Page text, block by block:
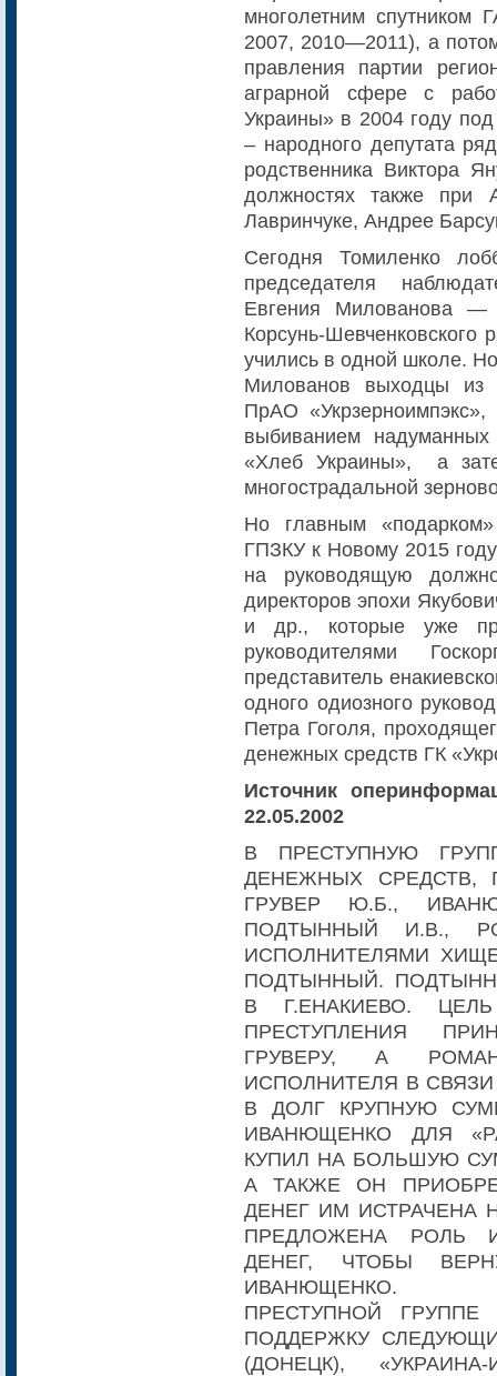
многолетним
2007, 2010—2011), а
правления партии
аграрной сфере с
Украины» в 2004 году
– народного депутата
родственника Виктора
должностях также при
Лавринчуке, Андрее
Сегодня Томиленко
председателя
Евгения Милованова —
Корсунь-Шевченковского
учились в одной школе.
Милованов выходцы из
ПрАО
выбиванием
«Хлеб Украины», а
многострадальной
Но главным «подарком»
ГПЗКУ к Новому 2015
на руководящую
директоров эпохи
и др., которые уже
руководителями
представитель
одного одиозного
Петра Гоголя,
денежных средств ГК
Источник
22.05.2002
В ПРЕСТУПНУЮ
ДЕНЕЖНЫХ СРЕДСТВ,
ГРУВЕР Ю.Б.,
ПОДТЫННЫЙ И.В.,
ИСПОЛНИТЕЛЯМИ
ПОДТЫННЫЙ.
В Г.ЕНАКИЕВО.
ПРЕСТУПЛЕНИЯ
ГРУВЕРУ, А
ИСПОЛНИТЕЛЯ В
В ДОЛГ КРУПНУЮ
ИВАНЮЩЕНКО ДЛЯ
КУПИЛ НА БОЛЬШУЮ
А ТАКЖЕ ОН
ДЕНЕГ ИМ ИСТРАЧЕНА
ПРЕДЛОЖЕНА РОЛЬ
ДЕНЕГ, ЧТОБЫ
ИВАНЮЩЕНКО.
ПРЕСТУПНОЙ
ПОДДЕРЖКУ
(ДОНЕЦК),